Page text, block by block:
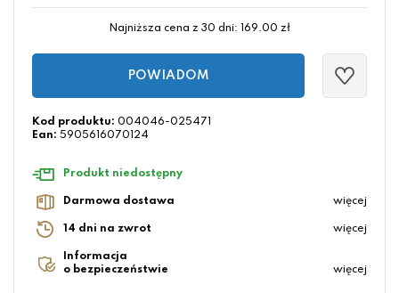
Najniższa cena z 30 dni: 169.00 zł
POWIADOM
Kod produktu: 004046-025471
Ean: 5905616070124
Produkt niedostępny
Darmowa dostawa więcej
14 dni na zwrot więcej
Informacja
o bezpieczeństwie
więcej